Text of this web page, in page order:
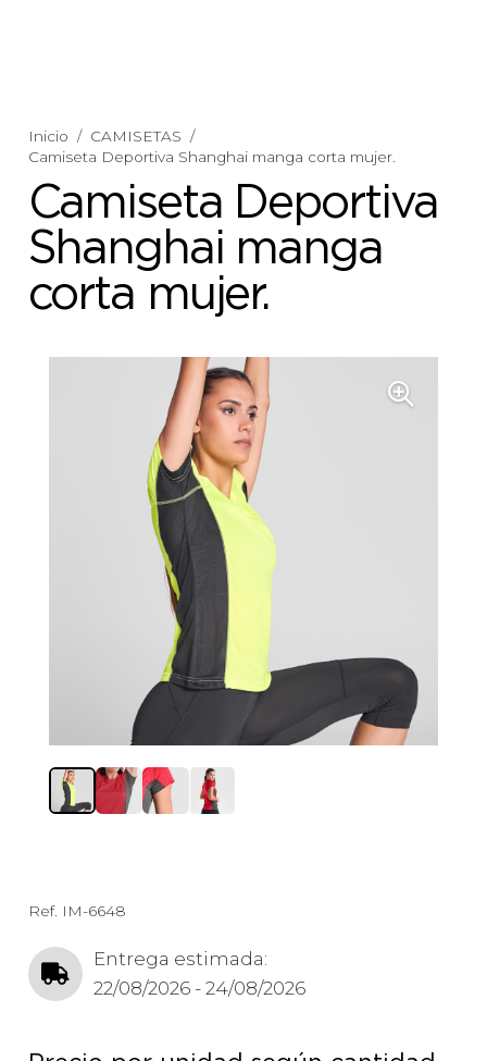
Inicio / CAMISETAS /
Camiseta Deportiva Shanghai manga corta mujer.
Camiseta Deportiva
Shanghai manga
corta mujer.
Ref. IM-6648
Entrega estimada:
22/08/2026 - 24/08/2026